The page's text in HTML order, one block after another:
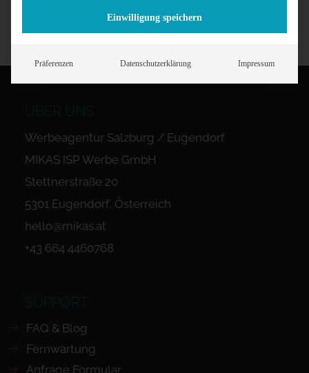
ÜBER UNS
Werbeagentur Salzburg / Eugendorf
MIKAS ISP Werbe GmbH
Stettnerstraße 20
5301 Eugendorf, Österreich
hello@mikas.at
+43 664 4460768
SUPPORT
FAQ & Blog
Fernwartung
Anfrage Formular
Einwilligung speichern
Präferenzen Datenschutzerklärung Impressum